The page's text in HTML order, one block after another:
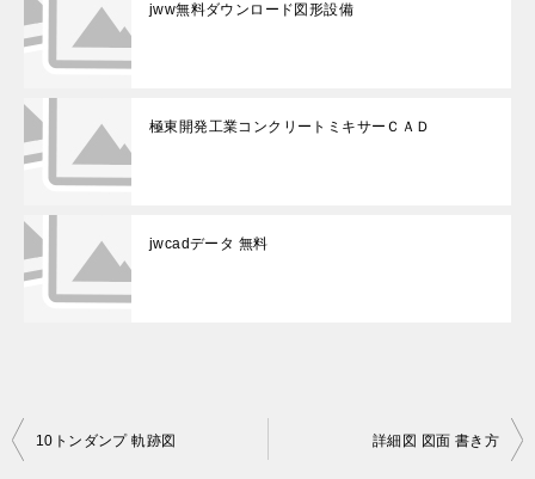
jww無料ダウンロード図形設備
極東開発工業コンクリートミキサーＣＡＤ
jwcadデータ 無料
投
10トンダンプ 軌跡図 詳細図 図面 書き方